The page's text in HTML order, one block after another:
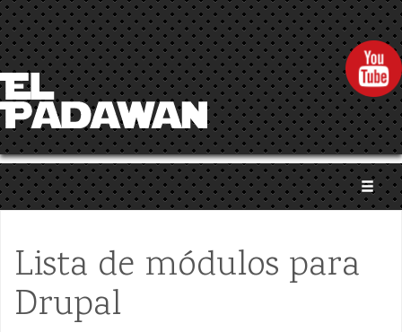
Pasar al contenido principal
Lista de módulos para
Drupal